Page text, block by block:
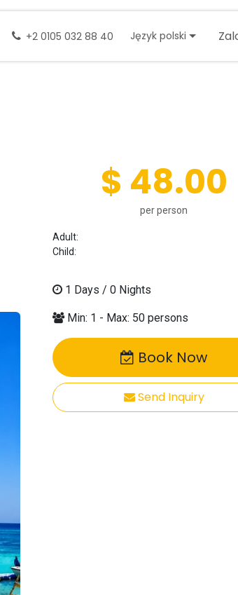
Skontaktuj się z nami
+2 0105 032 88 40 Język polski
$ 48.00
per person
Adult:
Child:
1 Days / 0 Nights
Min: 1 - Max: 50 persons
Book Now
Send Inquiry